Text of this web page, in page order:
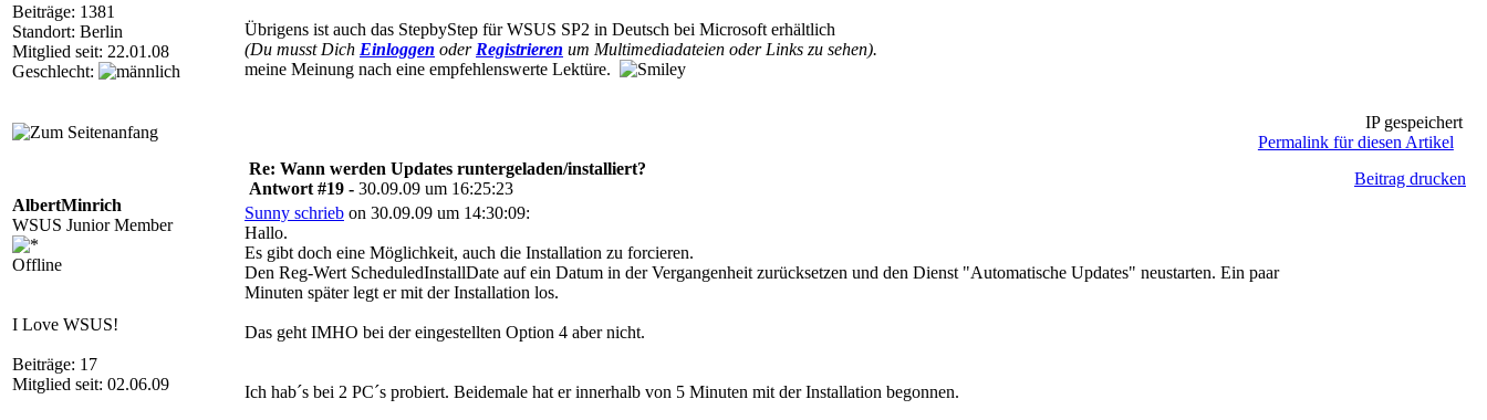
Beiträge: 1381
Standort: Berlin
Mitglied seit: 22.01.08
Geschlecht:
Übrigens ist auch das StepbyStep für WSUS SP2 in Deutsch bei Microsoft erhältlich
(Du musst Dich Einloggen oder Registrieren um Multimediadateien oder Links zu sehen).
meine Meinung nach eine empfehlenswerte Lektüre.
IP gespeichert
Permalink für diesen Artikel
AlbertMinrich
WSUS Junior Member
Offline
I Love WSUS!
Beiträge: 17
Mitglied seit: 02.06.09
Re: Wann werden Updates runtergeladen/installiert?
Antwort #19 - 30.09.09 um 16:25:23
Beitrag drucken
Sunny schrieb on 30.09.09 um 14:30:09:
Hallo.
Es gibt doch eine Möglichkeit, auch die Installation zu forcieren.
Den Reg-Wert ScheduledInstallDate auf ein Datum in der Vergangenheit zurücksetzen und den Dienst "Automatische Updates" neustarten. Ein paar
Minuten später legt er mit der Installation los.
Das geht IMHO bei der eingestellten Option 4 aber nicht.
Ich hab´s bei 2 PC´s probiert. Beidemale hat er innerhalb von 5 Minuten mit der Installation begonnen.